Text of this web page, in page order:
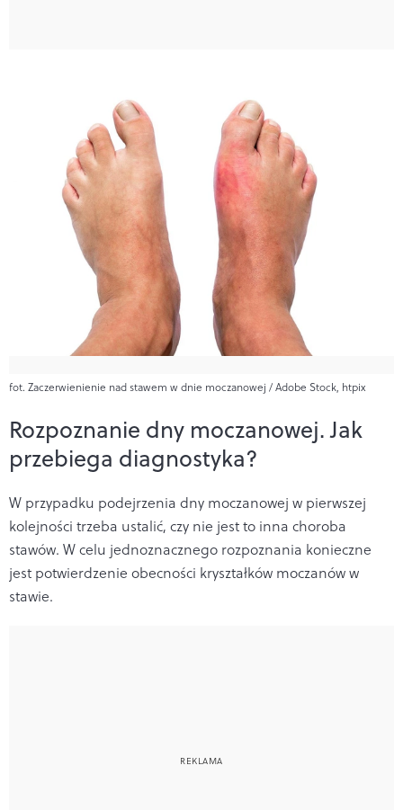
fot. Zaczerwienienie nad stawem w dnie moczanowej / Adobe Stock, htpix
Rozpoznanie dny moczanowej. Jak
przebiega diagnostyka?
W przypadku podejrzenia dny moczanowej w pierwszej
kolejności trzeba ustalić, czy nie jest to inna choroba
stawów. W celu jednoznacznego rozpoznania konieczne
jest potwierdzenie obecności kryształków moczanów w
stawie.